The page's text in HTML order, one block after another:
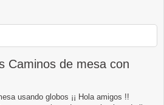
Caminos de mesa con
usando globos ¡¡ Hola amigos !!